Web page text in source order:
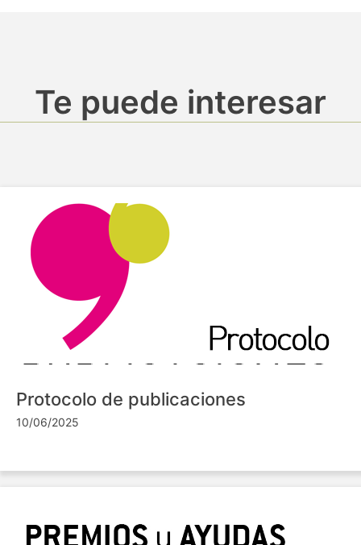
Te puede interesar
Protocolo de publicaciones
10/06/2025